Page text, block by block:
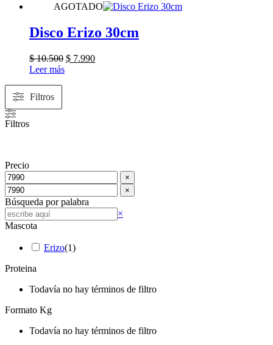
AGOTADO
Disco Erizo 30cm
$10.500 El
$ 7.990El
Leer más
Filtros
Filtros
Precio
×
×
Búsqueda por palabra
Buscar
×
Mascota
Erizo(1)
Proteina
Todavía no hay términos de filtro
Formato Kg
Todavía no hay términos de filtro